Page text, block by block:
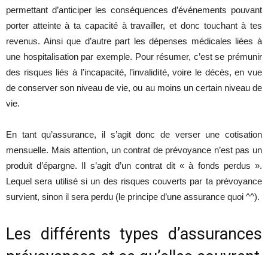
permettant d’anticiper les conséquences d’événements pouvant
porter atteinte à ta capacité à travailler, et donc touchant à tes
revenus. Ainsi que d’autre part les dépenses médicales liées à
une hospitalisation par exemple. Pour résumer, c’est se prémunir
des risques liés à l’incapacité, l’invalidité, voire le décès, en vue
de conserver son niveau de vie, ou au moins un certain niveau de
vie.
En tant qu’assurance, il s’agit donc de verser une cotisation
mensuelle. Mais attention, un contrat de prévoyance n’est pas un
produit d’épargne. Il s’agit d’un contrat dit « à fonds perdus ».
Lequel sera utilisé si un des risques couverts par ta prévoyance
survient, sinon il sera perdu (le principe d’une assurance quoi ^^).
Les différents types d’assurances